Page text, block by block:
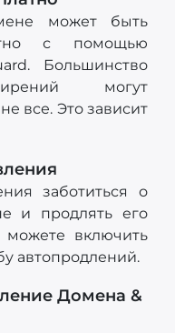
может быть
с помощью
Большинство
могут
все. Это зависит
заботиться о
и продлять его
включить
автопродлений.
Домена &